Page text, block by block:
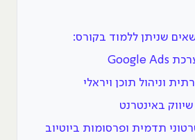
שניתן ללמוד בקורס:
וניהול תוכן ויראלי
באינטרנט
תדמית ופרסומות ביוטיוב